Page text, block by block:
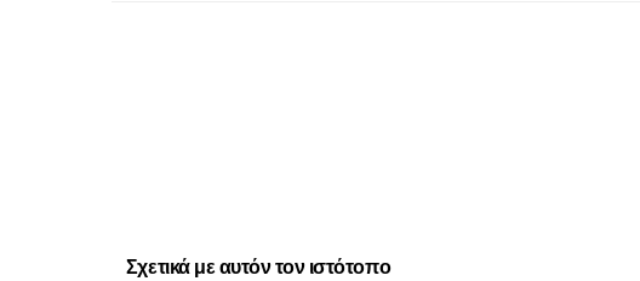
Σχετικά με αυτόν τον ιστότοπο